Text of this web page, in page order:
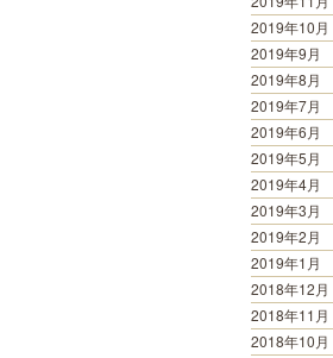
2019年10月
2019年9月
2019年8月
2019年7月
2019年6月
2019年5月
2019年4月
2019年3月
2019年2月
2019年1月
2018年12月
2018年11月
2018年10月